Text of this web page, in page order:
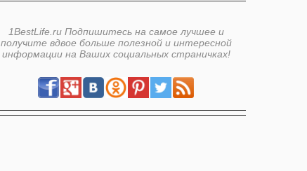
1BestLife.ru Подпишитесь на самое лучшее и
получите вдвое больше полезной и интересной
информации на Ваших социальных страничках!